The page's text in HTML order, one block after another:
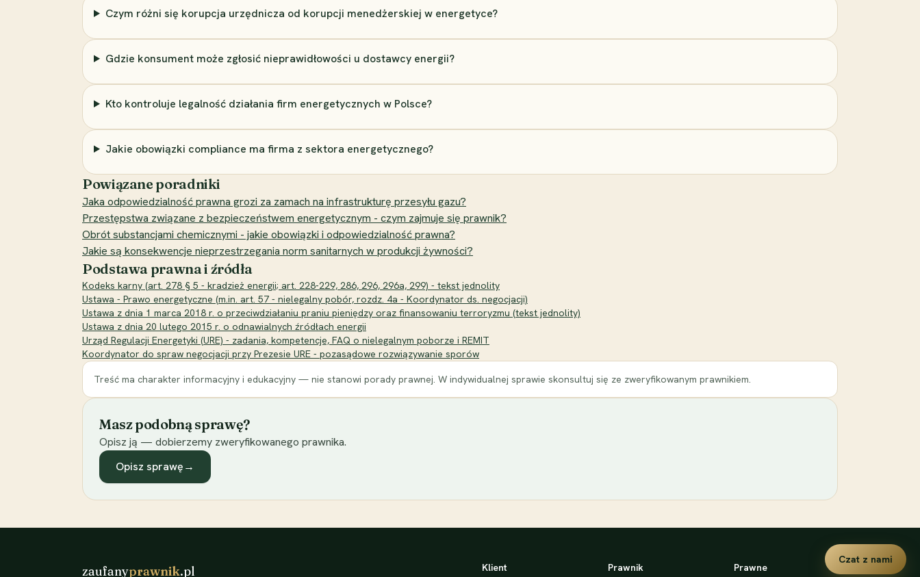
Czym różni się korupcja urzędnicza od korupcji menedżerskiej w energetyce?
Gdzie konsument może zgłosić nieprawidłowości u dostawcy energii?
Kto kontroluje legalność działania firm energetycznych w Polsce?
Jakie obowiązki compliance ma firma z sektora energetycznego?
Powiązane poradniki
Jaka odpowiedzialność prawna grozi za zamach na infrastrukturę przesyłu gazu?
Przestępstwa związane z bezpieczeństwem energetycznym - czym zajmuje się prawnik?
Obrót substancjami chemicznymi - jakie obowiązki i odpowiedzialność prawna?
Jakie są konsekwencje nieprzestrzegania norm sanitarnych w produkcji żywności?
Podstawa prawna i źródła
Kodeks karny (art. 278 § 5 - kradzież energii; art. 228-229, 286, 296, 296a, 299) - tekst jednolity
Ustawa - Prawo energetyczne (m.in. art. 57 - nielegalny pobór, rozdz. 4a - Koordynator ds. negocjacji)
Ustawa z dnia 1 marca 2018 r. o przeciwdziałaniu praniu pieniędzy oraz finansowaniu terroryzmu (tekst jednolity)
Ustawa z dnia 20 lutego 2015 r. o odnawialnych źródłach energii
Urząd Regulacji Energetyki (URE) - zadania, kompetencje, FAQ o nielegalnym poborze i REMIT
Koordynator do spraw negocjacji przy Prezesie URE - pozasądowe rozwiązywanie sporów
Treść ma charakter informacyjny i edukacyjny — nie stanowi porady prawnej. W indywidualnej sprawie skonsultuj się ze zweryfikowanym prawnikiem.
Masz podobną sprawę?
Opisz ją — dobierzemy zweryfikowanego prawnika.
Opisz sprawę→
zaufanyprawnik.pl Klient Prawnik Prawne
Czat z nami